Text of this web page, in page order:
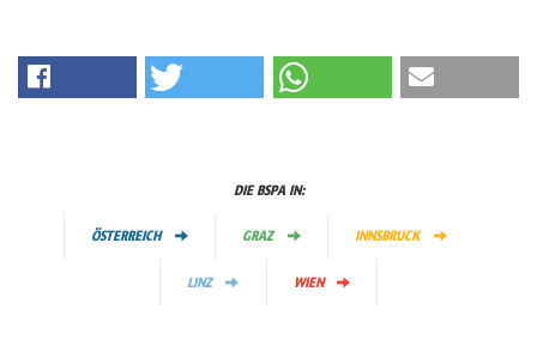
DIE BSPA IN:
ÖSTERREICH GRAZ INNSBRUCK
LINZ WIEN